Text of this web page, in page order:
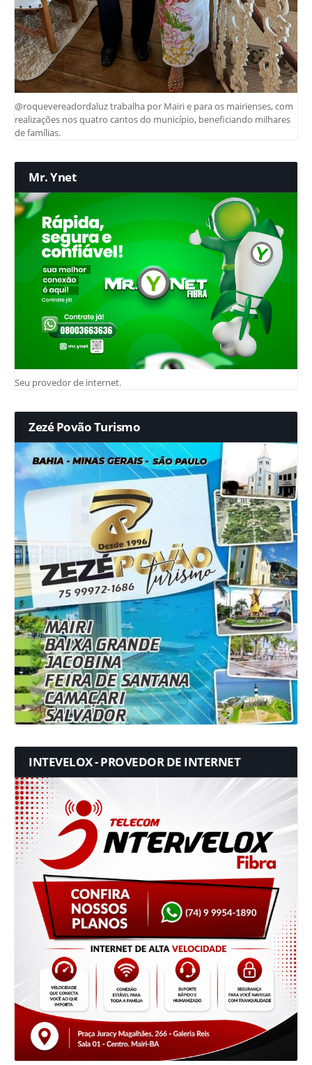
@roquevereadordaluz trabalha por Mairi e para os mairienses, com
realizações nos quatro cantos do município, beneficiando milhares
de famílias.
Mr. Ynet
Seu provedor de internet.
Zezé Povão Turismo
INTEVELOX - PROVEDOR DE INTERNET